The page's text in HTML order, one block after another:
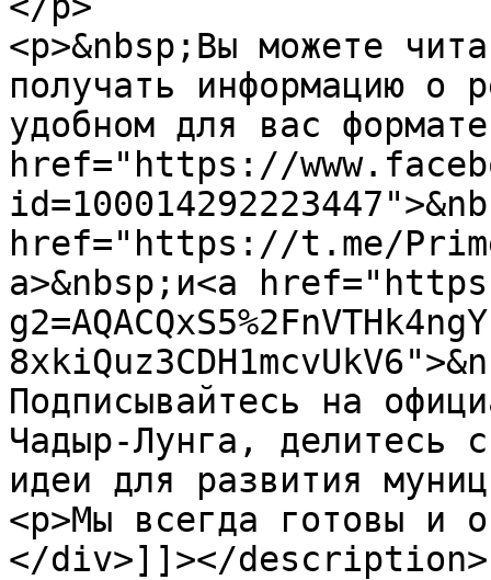
<p>&nbsp;Вы можете
получать информацию о
удобном для вас
href="https://
href="https://t.me/
a>&nbsp;и<a
Подписывайтесь на
Чадыр-Лунга, делитесь
идеи для развития
<p>Мы всегда готовы и
</div>]]></description>